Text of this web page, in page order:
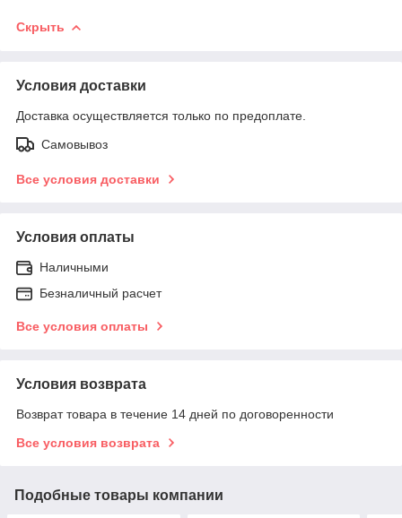
Скрыть
Условия доставки
Доставка осуществляется только по предоплате.
Самовывоз
Все условия доставки
Условия оплаты
Наличными
Безналичный расчет
Все условия оплаты
Условия возврата
Возврат товара в течение 14 дней по договоренности
Все условия возврата
Подобные товары компании